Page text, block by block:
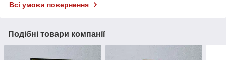
Всі умови повернення
Подібні товари компанії